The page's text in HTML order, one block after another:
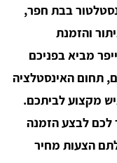
בבת חפר,
והזמנת
מביא בפניכם
תחום האינסטלציה
מקצוע לביתכם.
לכם לבצע הזמנה
הצעות מחיר